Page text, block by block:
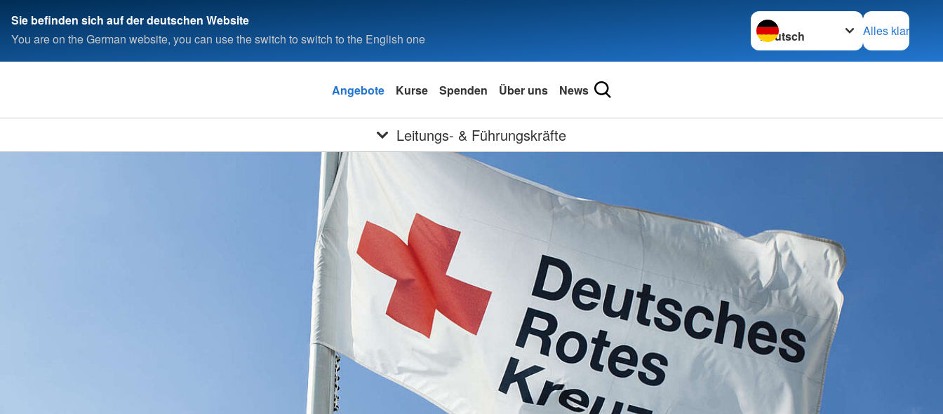
Sie befinden sich auf der deutschen Website
You are on the German website, you can use the switch to switch to the English one
Sprache wechseln zu
Alles klar
Angebote Kurse Spenden Über uns News
Leitungs- & Führungskräfte